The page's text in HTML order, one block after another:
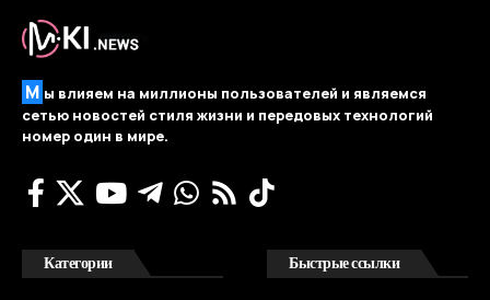
М ы влияем на миллионы пользователей и являемся
сетью новостей стиля жизни и передовых технологий
номер один в мире.
Категории Быстрые ссылки